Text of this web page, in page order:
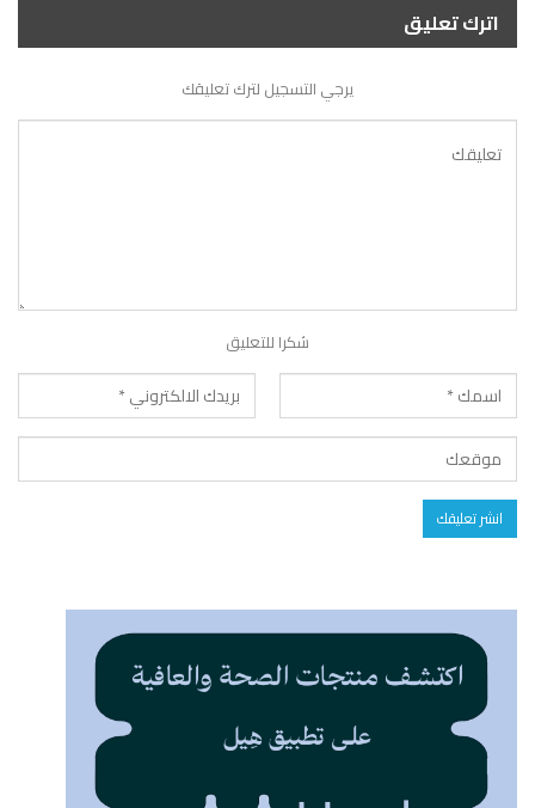
اترك تعليق
يرجي التسجيل لترك تعليقك
شكرا للتعليق